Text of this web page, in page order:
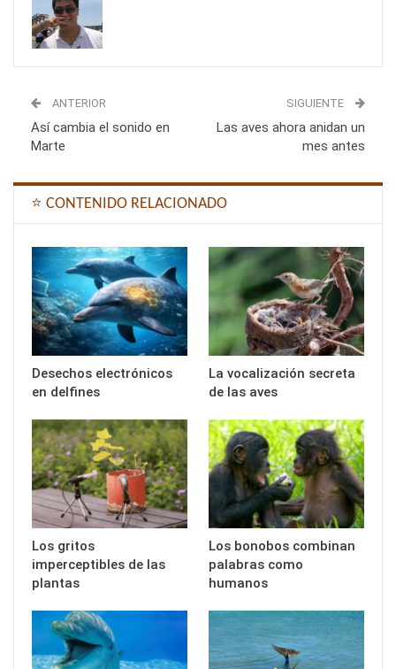
ANTERIOR
Así cambia el sonido en
Marte
SIGUIENTE
Las aves ahora anidan un
mes antes
⭐ CONTENIDO RELACIONADO
Desechos electrónicos
en delfines
La vocalización secreta
de las aves
Los gritos
imperceptibles de las
plantas
Los bonobos combinan
palabras como
humanos